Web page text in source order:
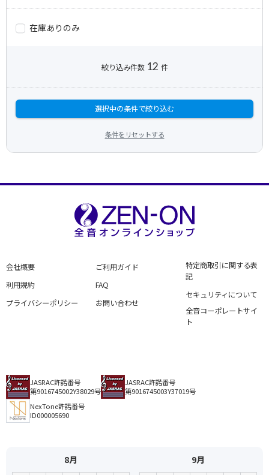
在庫ありのみ
絞り込み件数 12 件
選択中の条件で絞り込む
条件をリセットする
会社概要
利用規約
プライバシーポリシー
ご利用ガイド
FAQ
お問い合わせ
特定商取引に関する表
記
セキュリティについて
全音コーポレートサイ
ト
JASRAC許諾番号
第9016745002Y38029号
JASRAC許諾番号
第9016745003Y37019号
NexTone許諾番号
ID000005690
8月 9月